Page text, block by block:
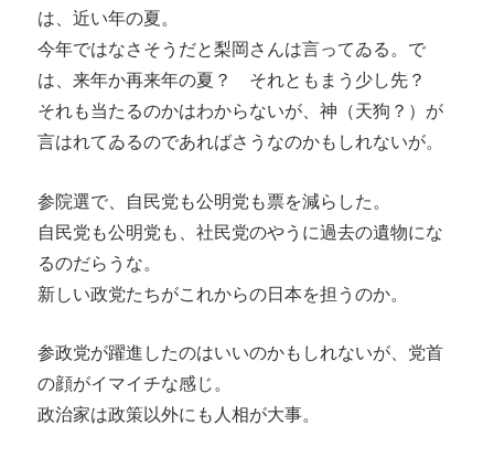
は、近い年の夏。
今年ではなさそうだと梨岡さんは言ってゐる。で
は、来年か再来年の夏？ それともまう少し先？
それも当たるのかはわからないが、神（天狗？）が
言はれてゐるのであればさうなのかもしれないが。
参院選で、自民党も公明党も票を減らした。
自民党も公明党も、社民党のやうに過去の遺物にな
るのだらうな。
新しい政党たちがこれからの日本を担うのか。
参政党が躍進したのはいいのかもしれないが、党首
の顔がイマイチな感じ。
政治家は政策以外にも人相が大事。